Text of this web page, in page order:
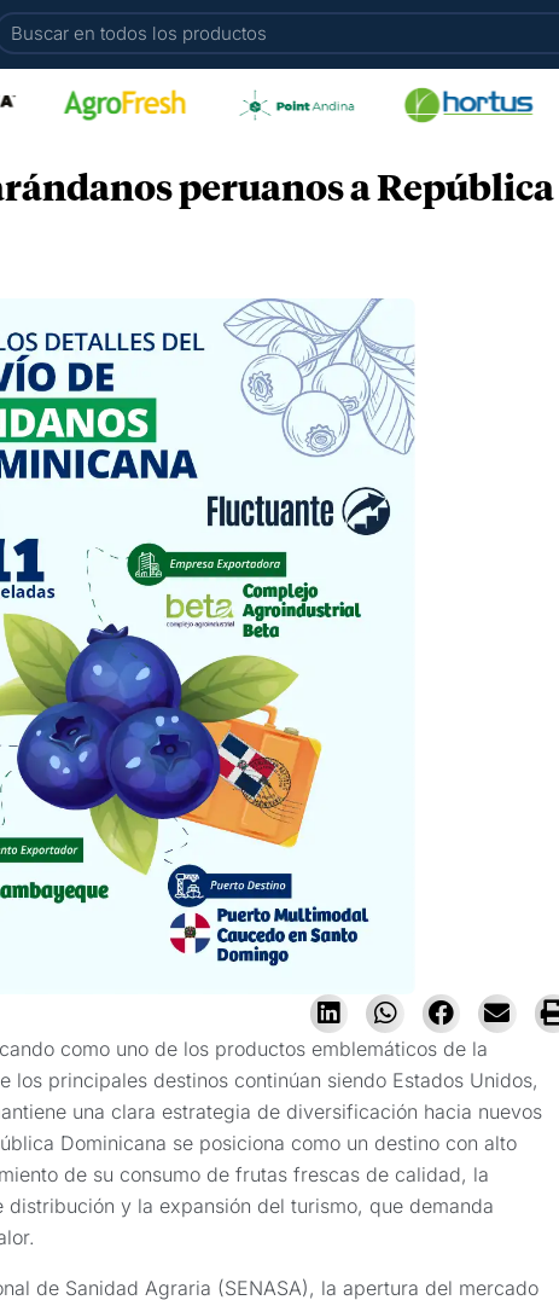
peruanos a República
como uno de los productos emblemáticos de la
los principales destinos continúan siendo Estados Unidos,
una clara estrategia de diversificación hacia nuevos
Dominicana se posiciona como un destino con alto
de su consumo de frutas frescas de calidad, la
distribución y la expansión del turismo, que demanda
de Sanidad Agraria (SENASA), la apertura del mercado